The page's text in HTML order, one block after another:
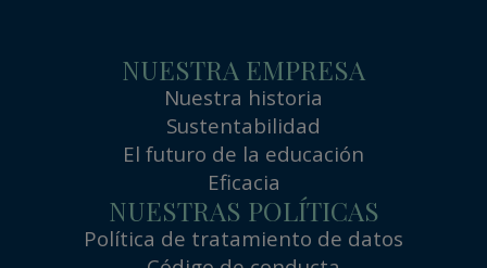
NUESTRA EMPRESA
Nuestra historia
Sustentabilidad
El futuro de la educación
Eficacia
NUESTRAS POLÍTICAS
Política de tratamiento de datos